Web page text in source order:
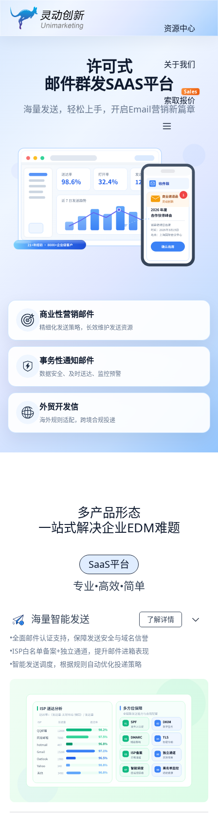
资源中心
关于我们
索取报价
Sales
许可式
邮件群发SAAS平台
海量发送，轻松上手，开启Email营销新篇章
商业性营销邮件
精细化发送策略，长效维护发送资源
事务性通知邮件
数据安全、及时送达、监控预警
外贸开发信
海外规则适配，跨境合规投递
多产品形态
一站式解决企业EDM难题
SaaS平台
专业•高效•简单
海量智能发送 了解详情
•全面邮件认证支持，保障发送安全与域名信誉
•ISP白名单备案+独立通道，提升邮件进箱表现
•智能发送调度，根据规则自动优化投递策略